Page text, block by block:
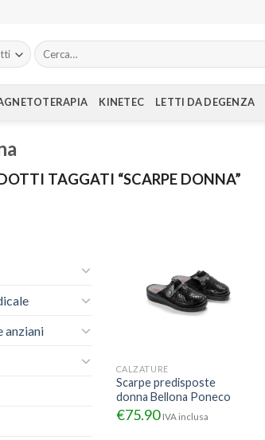
Cerca:
KINETEC LETTI DA DEGENZA
TAGGATI “SCARPE DONNA”
anziani
CALZATURE
Scarpe predisposte
donna Bellona Poneco
€75.90 IVA inclusa